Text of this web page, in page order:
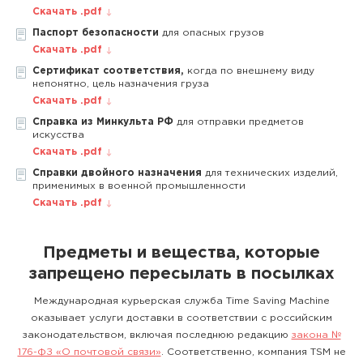
Скачать .pdf
Паспорт безопасности для опасных грузов
Скачать .pdf
Сертификат соответствия, когда по внешнему виду
непонятно, цель назначения груза
Скачать .pdf
Справка из Минкульта РФ для отправки предметов
искусства
Скачать .pdf
Справки двойного назначения для технических изделий,
применимых в военной промышленности
Скачать .pdf
Предметы и вещества, которые
запрещено пересылать в посылках
Международная курьерская служба Time Saving Machine
оказывает услуги доставки в соответствии с российским
законодательством, включая последнюю редакцию закона №
176-ФЗ «О почтовой связи» . Соответственно, компания TSM не